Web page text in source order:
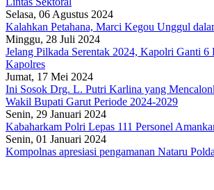
Selasa, 06 Agustus 2024
Kalahkan Petahana, Marci Kegou Unggul
Minggu, 28 Juli 2024
Jelang Pilkada Serentak 2024, Kapolri Ganti 6
Kapolres
Jumat, 17 Mei 2024
Ini Sosok Drg. L. Putri Karlina yang
Wakil Bupati Garut Periode 2024-2029
Senin, 29 Januari 2024
Kabaharkam Polri Lepas 111 Personel
Senin, 01 Januari 2024
Kompolnas apresiasi pengamanan Nataru